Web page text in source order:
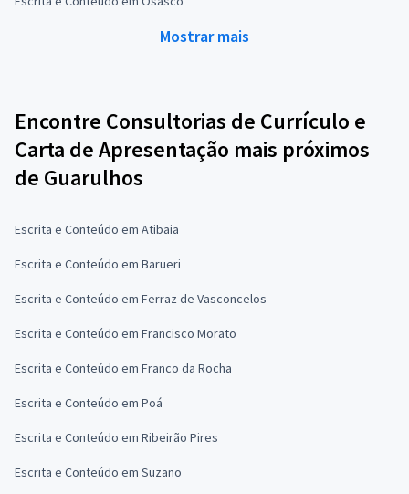
Mostrar mais
Encontre Consultorias de Currículo e
Carta de Apresentação mais próximos
de Guarulhos
Escrita e Conteúdo em Atibaia
Escrita e Conteúdo em Barueri
Escrita e Conteúdo em Ferraz de Vasconcelos
Escrita e Conteúdo em Francisco Morato
Escrita e Conteúdo em Franco da Rocha
Escrita e Conteúdo em Poá
Escrita e Conteúdo em Ribeirão Pires
Escrita e Conteúdo em Suzano